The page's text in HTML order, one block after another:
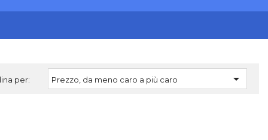
per: Prezzo, da meno caro a più caro 